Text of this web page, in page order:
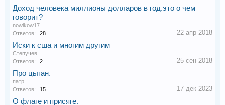
Доход человека миллионы долларов в год.это о чем
говорит?
nowikow17
Ответов:
28 22 апр 2018
Иски к сша и многим другим
Степучев
Ответов:
2 25 сен 2018
Про цыган.
патр
Ответов:
15 17 дек 2023
О флаге и присяге.